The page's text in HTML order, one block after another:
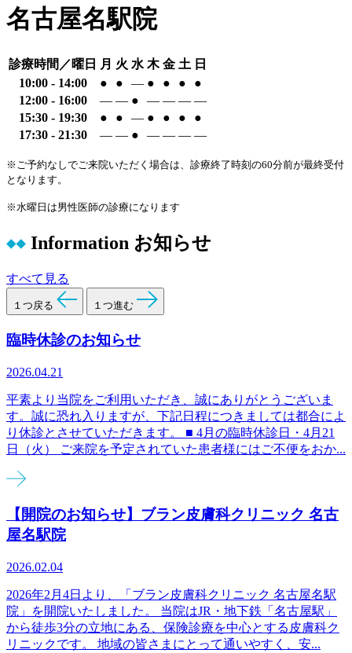
名古屋名駅院
診療時間／曜日 月 火 水 木 金 土 日
10:00 - 14:00
● ● ― ● ● ●
●
12:00 - 16:00
― ― ● ― ― ― ―
15:30 - 19:30
● ● ― ● ● ●
●
17:30 - 21:30
― ― ● ― ― ― ―
※ご予約なしでご来院いただく場合は、診療終了時刻の60分前が最終受付
となります。
※水曜日は男性医師の診療になります
Information お知らせ
すべて見る
１つ戻る １つ進む
臨時休診のお知らせ
2026.04.21
平素より当院をご利用いただき、誠にありがとうございま
す。誠に恐れ入りますが、下記日程につきましては都合によ
り休診とさせていただきます。 ■ 4月の臨時休診日・4月21
日（火） ご来院を予定されていた患者様にはご不便をおか...
【開院のお知らせ】ブラン皮膚科クリニック 名古
屋名駅院
2026.02.04
2026年2月4日より、「ブラン皮膚科クリニック 名古屋名駅
院」を開院いたしました。 当院はJR・地下鉄「名古屋駅」
から徒歩3分の立地にある、保険診療を中心とする皮膚科ク
リニックです。 地域の皆さまにとって通いやすく、安...